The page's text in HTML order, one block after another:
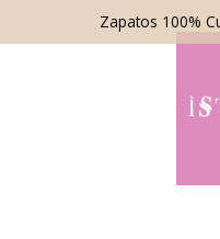
Zapatos 100%